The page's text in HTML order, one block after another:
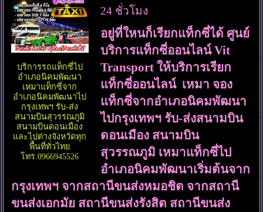
บริการรถแท็กซี่ไป
อำเภอนิคมพัฒนา
เหมาแท็กซี่จาก
อำเภอนิคมพัฒนาไป
กรุงเทพฯ รับ-ส่ง
สนามบินสุวรรณภูมิ
สนามบินดอนเมือง
และไปต่างจังหวัดทุก
พื้นที่ทั่วไทย
โทร.0966945526
24 ชั่วโมง
อยู่ที่ใหนก็เรียกแท็กซี่ได้ ศูนย์
บริการแท็กซี่ออนไลน์ Vit
Transport ให้บริการเรียก
แท็กซี่ออนไลน์ เหมา จอง
แท็กซี่จากอำเภอนิคมพัฒนา
ไปกรุงเทพฯ รับ-ส่งสนามบิน
ดอนเมือง สนามบิน
สุวรรณภูมิ เหมาแท็กซี่ไป
อำเภอนิคมพัฒนาเริ่มต้นจาก
กรุงเทพฯ จากสถานีขนส่งหมอชิต จากสถานี
ขนส่งเอกมัย สถานีขนส่งรังสิต สถานีขนส่ง